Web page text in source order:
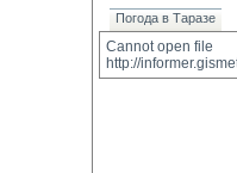
Погода в Таразе
Cannot open file
http://